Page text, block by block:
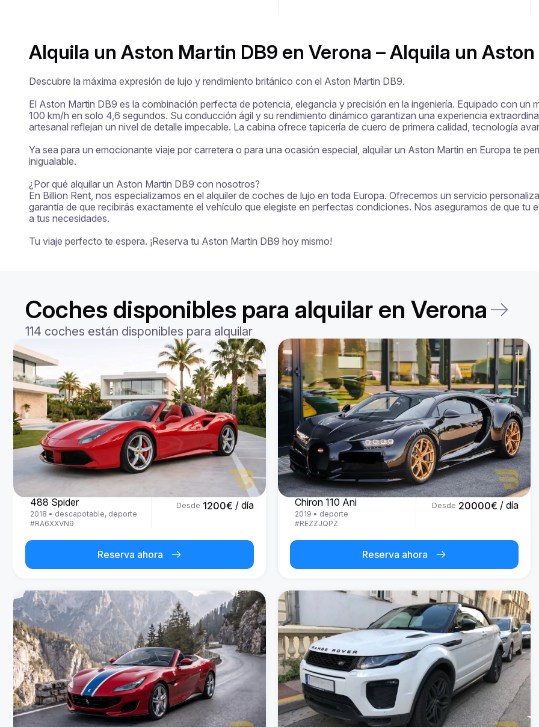
Alquila un Aston Martin DB9 en Verona – Alquila un
Descubre la máxima expresión de lujo y rendimiento británico con el Aston Martin DB9.
El Aston Martin DB9 es la combinación perfecta de potencia, elegancia y precisión en la ingeniería. Equipado con un
100 km/h en solo 4,6 segundos. Su conducción ágil y su rendimiento dinámico garantizan una experiencia
artesanal reflejan un nivel de detalle impecable. La cabina ofrece tapicería de cuero de primera calidad, tecnología
Ya sea para un emocionante viaje por carretera o para una ocasión especial, alquilar un Aston Martin en Europa te
inigualable.
¿Por qué alquilar un Aston Martin DB9 con nosotros?
En Billion Rent, nos especializamos en el alquiler de coches de lujo en toda Europa. Ofrecemos un servicio
garantía de que recibirás exactamente el vehículo que elegiste en perfectas condiciones. Nos aseguramos de que tu
a tus necesidades.
Tu viaje perfecto te espera. ¡Reserva tu Aston Martin DB9 hoy mismo!
Coches disponibles para alquilar en Verona
114 coches están disponibles para alquilar
488 Spider
2018 • descapotable, deporte
#RA6XXVN9
Desde 1200€ / día
Reserva ahora
Bugatti
Chiron 110 Ani
2019 • deporte
#REZZJQPZ
Desde 20000€ / día
Reserva ahora